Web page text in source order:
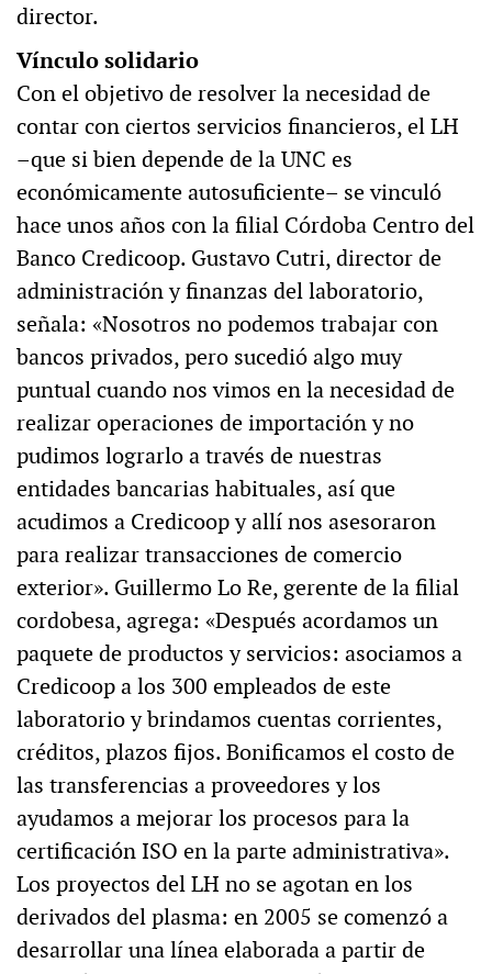
director.
Vínculo solidario
Con el objetivo de resolver la necesidad de
contar con ciertos servicios financieros, el LH
–que si bien depende de la UNC es
económicamente autosuficiente– se vinculó
hace unos años con la filial Córdoba Centro del
Banco Credicoop. Gustavo Cutri, director de
administración y finanzas del laboratorio,
señala: «Nosotros no podemos trabajar con
bancos privados, pero sucedió algo muy
puntual cuando nos vimos en la necesidad de
realizar operaciones de importación y no
pudimos lograrlo a través de nuestras
entidades bancarias habituales, así que
acudimos a Credicoop y allí nos asesoraron
para realizar transacciones de comercio
exterior». Guillermo Lo Re, gerente de la filial
cordobesa, agrega: «Después acordamos un
paquete de productos y servicios: asociamos a
Credicoop a los 300 empleados de este
laboratorio y brindamos cuentas corrientes,
créditos, plazos fijos. Bonificamos el costo de
las transferencias a proveedores y los
ayudamos a mejorar los procesos para la
certificación ISO en la parte administrativa».
Los proyectos del LH no se agotan en los
derivados del plasma: en 2005 se comenzó a
desarrollar una línea elaborada a partir de